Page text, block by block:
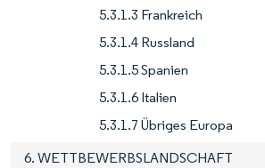
5.3.1.3 Frankreich
5.3.1.4 Russland
5.3.1.5 Spanien
5.3.1.6 Italien
5.3.1.7 Übriges Europa
6. WETTBEWERBSLANDSCHAFT